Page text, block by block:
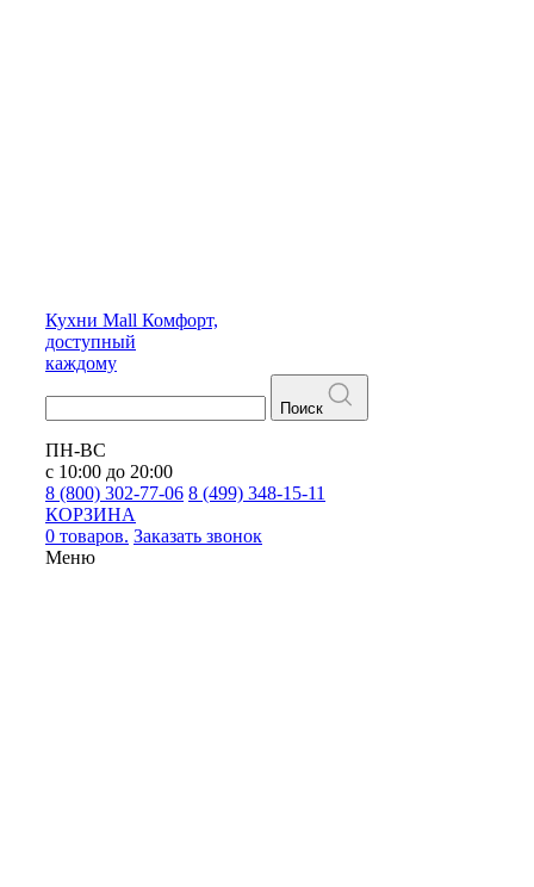
Кухни Mall Комфорт,
доступный
каждому
Поиск
ПН-ВС
с 10:00 до 20:00
8 (800) 302-77-06 8 (499) 348-15-11
КОРЗИНА
0 товаров. Заказать звонок
Меню